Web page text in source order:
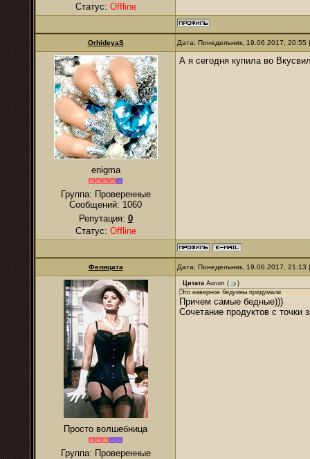
Статус: Offline
OrhideyaS Дата: Понедельник, 19.06.2017,
enigma
Группа: Проверенные
Сообщений: 1060
Репутация: 0
Статус: Offline
А я сегодня купила во
Фелицата Дата: Понедельник, 19.06.2017,
Просто волшебница
Группа: Проверенные
Цитата Aurum (
)
Это наверное бедуины придумали
Причем самые бедные)))
Сочетание продуктов с точки